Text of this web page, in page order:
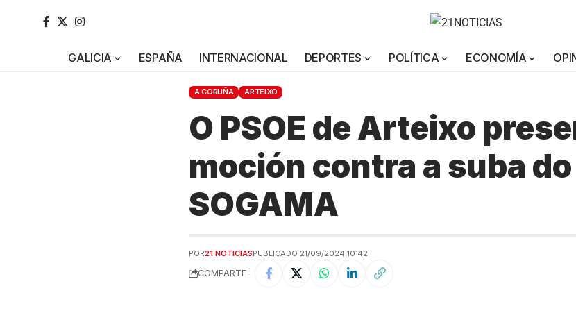
GALICIA ESPAÑA INTERNACIONAL DEPORTES POLÍTICA ECONOMÍA
A CORUÑA ARTEIXO
O PSOE de Arteixo
moción contra a suba
SOGAMA
POR21 NOTICIASPUBLICADO 21/09/2024 10:42
COMPARTE